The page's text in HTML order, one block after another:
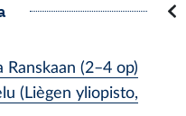
(2–4 op)
(Liègen yliopisto,